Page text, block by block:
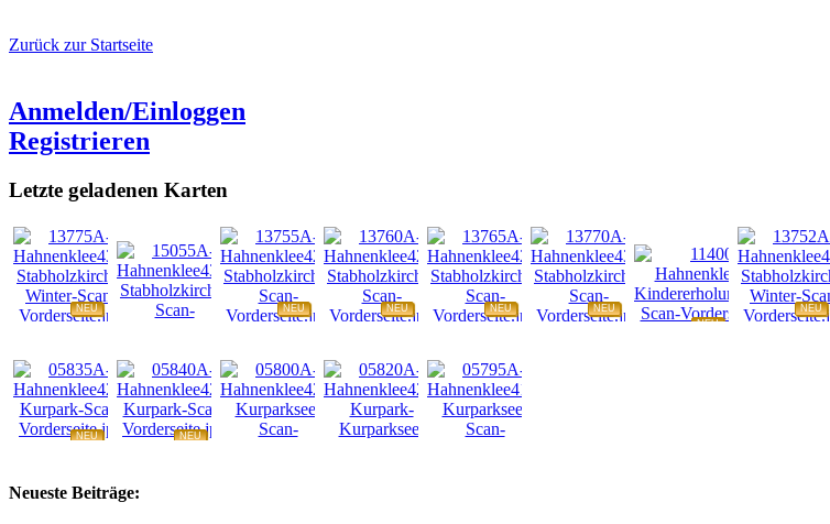
Zurück zur Startseite
Anmelden/Einloggen
Registrieren
Letzte geladenen Karten
NEU NEU NEU NEU
NEU
NEU
NEU
NEU
NEU
Neueste Beiträge: